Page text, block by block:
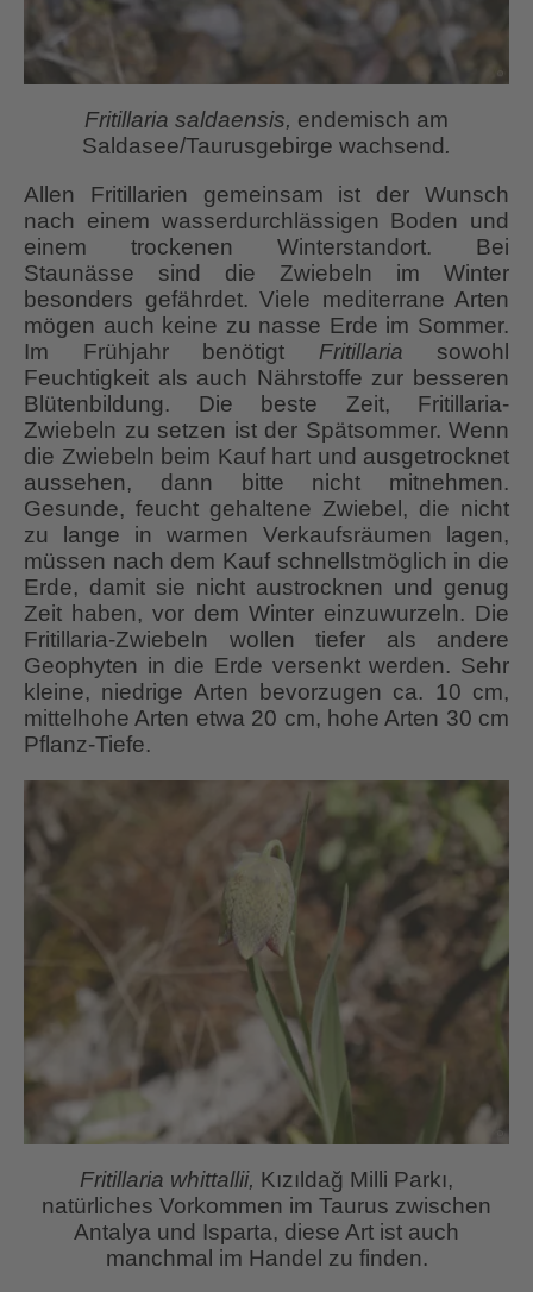
Fritillaria saldaensis, endemisch am
Saldasee/Taurusgebirge wachsend.
Allen Fritillarien gemeinsam ist der Wunsch
nach einem wasserdurchlässigen Boden und
einem trockenen Winterstandort. Bei
Staunässe sind die Zwiebeln im Winter
besonders gefährdet. Viele mediterrane Arten
mögen auch keine zu nasse Erde im Sommer.
Im Frühjahr benötigt Fritillaria sowohl
Feuchtigkeit als auch Nährstoffe zur besseren
Blütenbildung. Die beste Zeit, Fritillaria-
Zwiebeln zu setzen ist der Spätsommer. Wenn
die Zwiebeln beim Kauf hart und ausgetrocknet
aussehen, dann bitte nicht mitnehmen.
Gesunde, feucht gehaltene Zwiebel, die nicht
zu lange in warmen Verkaufsräumen lagen,
müssen nach dem Kauf schnellstmöglich in die
Erde, damit sie nicht austrocknen und genug
Zeit haben, vor dem Winter einzuwurzeln. Die
Fritillaria-Zwiebeln wollen tiefer als andere
Geophyten in die Erde versenkt werden. Sehr
kleine, niedrige Arten bevorzugen ca. 10 cm,
mittelhohe Arten etwa 20 cm, hohe Arten 30 cm
Pflanz-Tiefe.
Fritillaria whittallii, Kızıldağ Milli Parkı,
natürliches Vorkommen im Taurus zwischen
Antalya und Isparta, diese Art ist auch
manchmal im Handel zu finden.